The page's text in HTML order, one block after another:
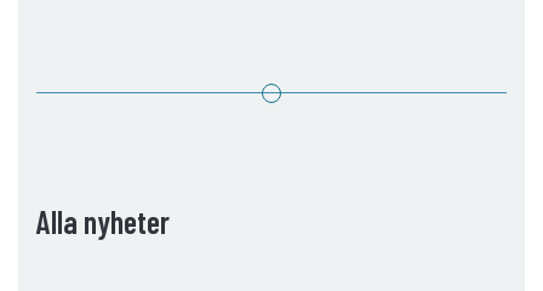
Alla nyheter